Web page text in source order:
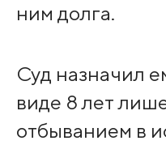
ним долга.
Суд назначил
виде 8 лет
отбыванием в